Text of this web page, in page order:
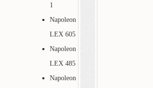
1
Napoleon
LEX 605
Napoleon
LEX 485
Napoleon